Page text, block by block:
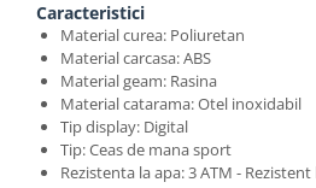
Caracteristici
Material curea: Poliuretan
Material carcasa: ABS
Material geam: Rasina
Material catarama: Otel inoxidabil
Tip display: Digital
Tip: Ceas de mana sport
Rezistenta la apa: 3 ATM -